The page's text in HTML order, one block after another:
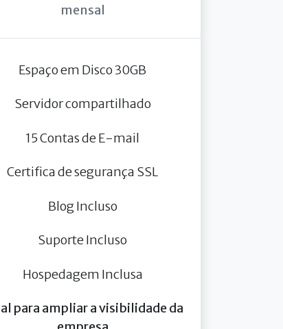
mensal
Espaço em Disco 30GB
Servidor compartilhado
15 Contas de E-mail
Certifica de segurança SSL
Blog Incluso
Suporte Incluso
Hospedagem Inclusa
para ampliar a visibilidade da